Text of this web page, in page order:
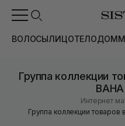
ВОЛОСЫЛИЦОТЕЛОДОМ
Группа коллекции
Интернет
Группа коллекции товаров